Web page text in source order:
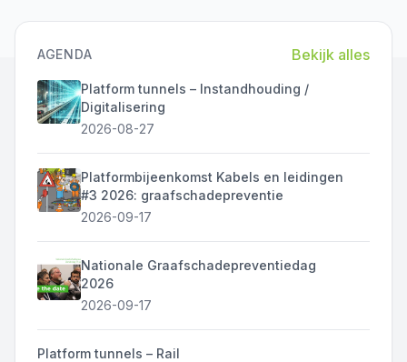
AGENDA Bekijk alles
Platform tunnels – Instandhouding /
Digitalisering
2026-08-27
Platformbijeenkomst Kabels en leidingen
#3 2026: graafschadepreventie
2026-09-17
Nationale Graafschadepreventiedag
2026
2026-09-17
Platform tunnels – Rail